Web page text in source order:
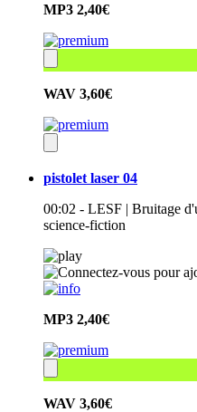
MP3 2,40€
WAV 3,60€
pistolet laser 04
00:02 - LESF | Bruitage
science-fiction
MP3 2,40€
WAV 3,60€